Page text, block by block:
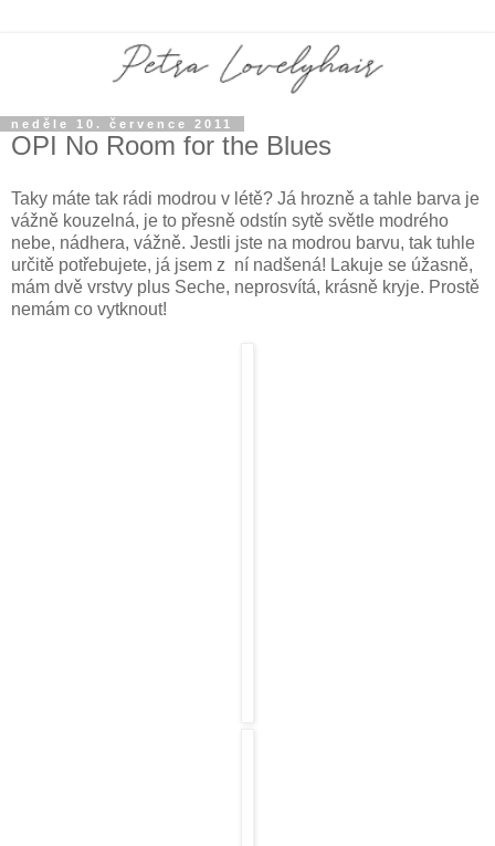
neděle 10. července 2011
OPI No Room for the Blues
Taky máte tak rádi modrou v létě? Já hrozně a tahle barva je
vážně kouzelná, je to přesně odstín sytě světle modrého
nebe, nádhera, vážně. Jestli jste na modrou barvu, tak tuhle
určitě potřebujete, já jsem z ní nadšená! Lakuje se úžasně,
mám dvě vrstvy plus Seche, neprosvítá, krásně kryje. Prostě
nemám co vytknout!